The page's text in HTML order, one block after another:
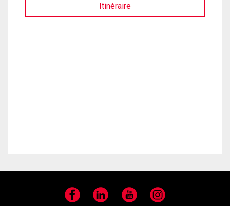
Itinéraire
Facebook LinkedIn YouTube Instagram